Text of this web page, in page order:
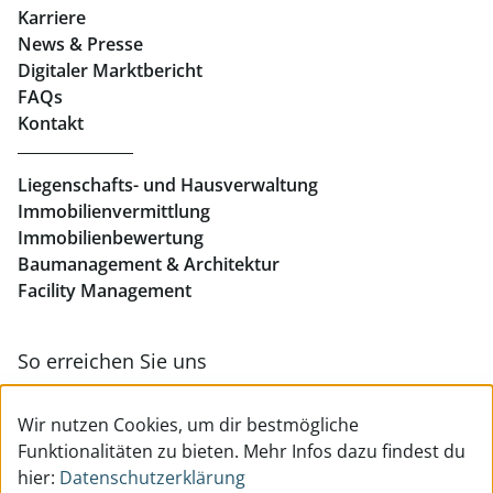
Eigentumswohnungen Linz
Büros mieten Linz
Geschäftslokale mieten Linz
Karriere
News & Presse
Digitaler Marktbericht
FAQs
Kontakt
Liegenschafts- und Hausverwaltung
Immobilienvermittlung
Immobilienbewertung
Baumanagement & Architektur
Facility Management
So erreichen Sie uns
Wir nutzen Cookies, um dir bestmögliche
Funktionalitäten zu bieten. Mehr Infos dazu findest du
hier: Datenschutzerklärung